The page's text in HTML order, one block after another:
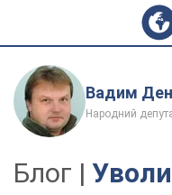
Вадим
Народний
Блог |